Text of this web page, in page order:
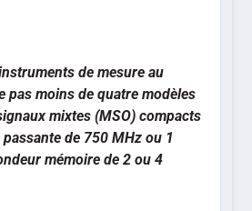
de mesure au
pas moins de quatre modèles
mixtes (MSO) compacts
passante de 750 MHz ou 1
mémoire de 2 ou 4